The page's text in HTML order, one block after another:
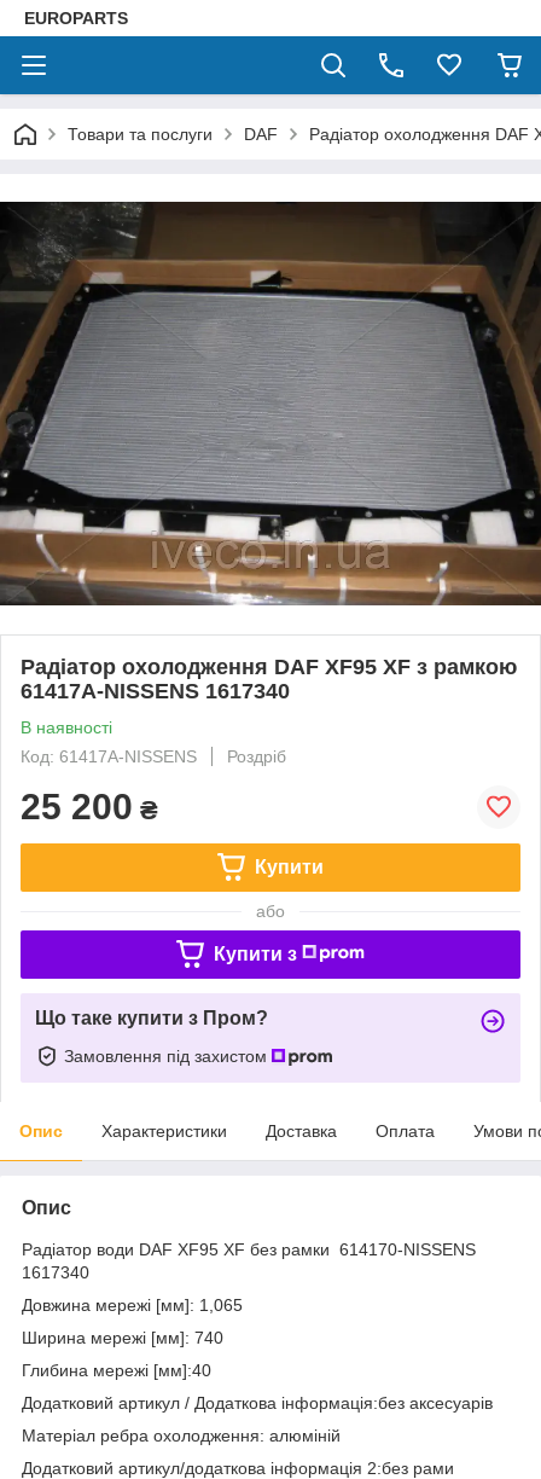
EUROPARTS
Товари та послуги DAF Радіатор охолодження
Радіатор охолодження DAF XF95 XF з рамкою
61417A-NISSENS 1617340
В наявності
Код: 61417A-NISSENS
Роздріб
25 200 ₴
Купити
або
Купити з
Що таке купити з Пром?
Замовлення під захистом
Опис Характеристики Доставка Оплата Умови
Опис
Радіатор води DAF XF95 XF без рамки 614170-NISSENS
1617340
Довжина мережі [мм]: 1,065
Ширина мережі [мм]: 740
Глибина мережі [мм]:40
Додатковий артикул / Додаткова інформація:без аксесуарів
Матеріал ребра охолодження: алюміній
Додатковий артикул/додаткова інформація 2:без рами